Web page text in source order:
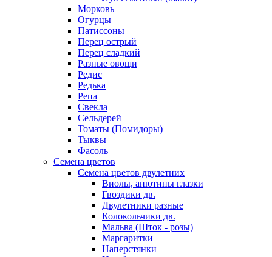
Морковь
Огурцы
Патиссоны
Перец острый
Перец сладкий
Разные овощи
Редис
Редька
Репа
Свекла
Сельдерей
Томаты (Помидоры)
Тыквы
Фасоль
Семена цветов
Семена цветов двулетних
Виолы, анютины глазки
Гвоздики дв.
Двулетники разные
Колокольчики дв.
Мальва (Шток - розы)
Маргаритки
Наперстянки